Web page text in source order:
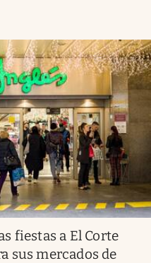
fiestas a El Corte
sus mercados de